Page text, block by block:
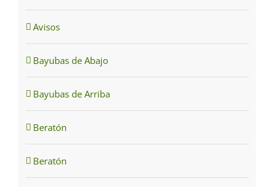
Avisos
Bayubas de Abajo
Bayubas de Arriba
Beratón
Beratón